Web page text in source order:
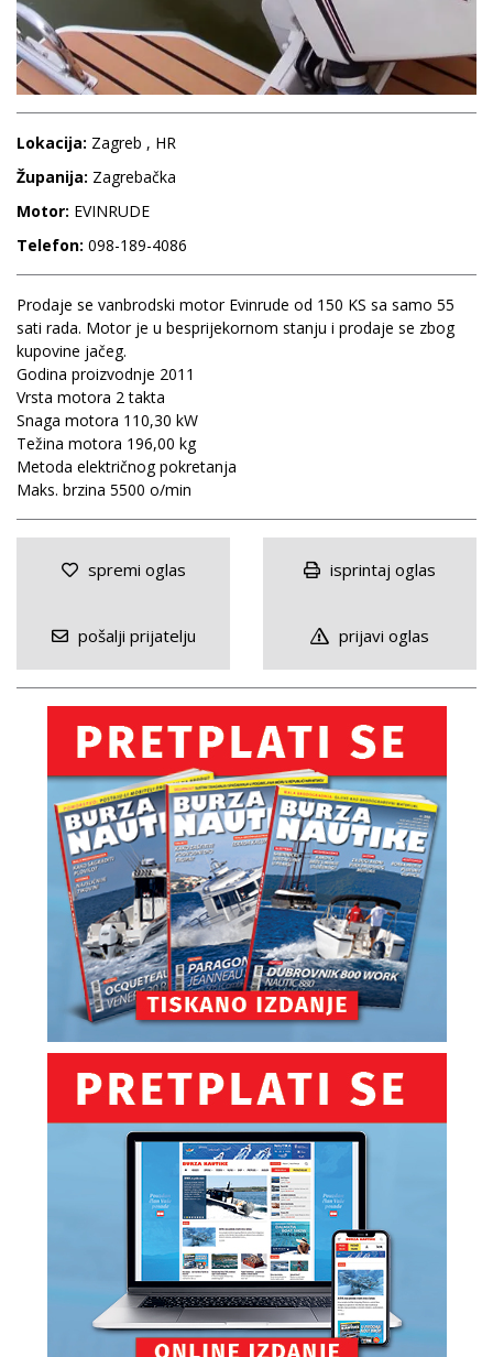
Lokacija: Zagreb , HR
Županija: Zagrebačka
Motor: EVINRUDE
Telefon: 098-189-4086
Prodaje se vanbrodski motor Evinrude od 150 KS sa samo 55
sati rada. Motor je u besprijekornom stanju i prodaje se zbog
kupovine jačeg.
Godina proizvodnje 2011
Vrsta motora 2 takta
Snaga motora 110,30 kW
Težina motora 196,00 kg
Metoda električnog pokretanja
Maks. brzina 5500 o/min
spremi oglas isprintaj oglas
pošalji prijatelju prijavi oglas